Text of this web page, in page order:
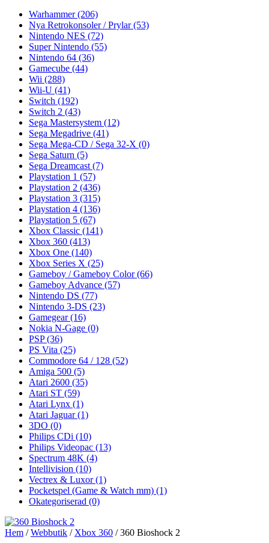
Warhammer(206)
Nya Retrokonsoler / Prylar(53)
Nintendo NES (72)
Super Nintendo (55)
Nintendo 64 (36)
Gamecube (44)
Wii (288)
Wii-U (41)
Switch (192)
Switch 2 (43)
Sega Mastersystem (12)
Sega Megadrive (41)
Sega Mega-CD / Sega 32-X (0)
Sega Saturn (5)
Sega Dreamcast (7)
Playstation 1 (57)
Playstation 2 (436)
Playstation 3 (315)
Playstation 4 (136)
Playstation 5 (67)
Xbox Classic (141)
Xbox 360 (413)
Xbox One (140)
Xbox Series X (25)
Gameboy / Gameboy Color(66)
Gameboy Advance (57)
Nintendo DS (77)
Nintendo 3-DS (23)
Gamegear(16)
Nokia N-Gage (0)
PSP(36)
PS Vita (25)
Commodore 64 / 128 (52)
Amiga 500 (5)
Atari 2600 (35)
Atari ST (59)
Atari Lynx (1)
Atari Jaguar(1)
3DO (0)
Philips CDi (10)
Philips Videopac (13)
Spectrum 48K (4)
Intellivision (10)
Vectrex & Luxor(1)
Pocketspel (Game & Watch mm) (1)
Okategoriserad (0)
Hem /Webbutik / Xbox 360 / 360 Bioshock 2